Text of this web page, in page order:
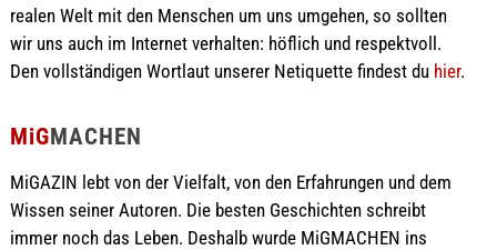
realen Welt mit den Menschen um uns umgehen, so sollten
wir uns auch im Internet verhalten: höflich und respektvoll.
Den vollständigen Wortlaut unserer Netiquette findest du hier.
MiGMACHEN
MiGAZIN lebt von der Vielfalt, von den Erfahrungen und dem
Wissen seiner Autoren. Die besten Geschichten schreibt
immer noch das Leben. Deshalb wurde MiGMACHEN ins